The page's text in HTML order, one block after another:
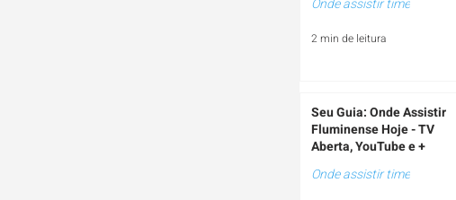
Onde assistir time
2 min de leitura
Seu Guia: Onde Assistir
Fluminense Hoje - TV
Aberta, YouTube e +
Onde assistir time